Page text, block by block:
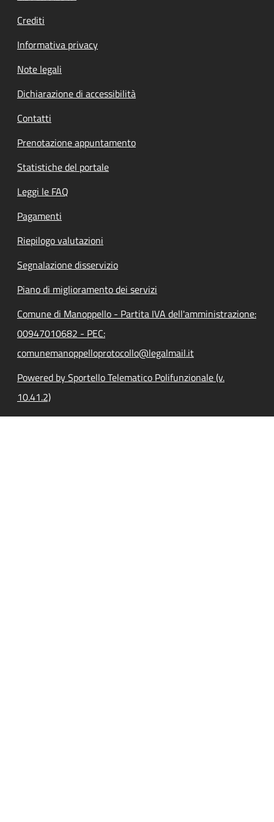
Crediti
Informativa privacy
Note legali
Dichiarazione di accessibilità
Contatti
Prenotazione appuntamento
Statistiche del portale
Leggi le FAQ
Pagamenti
Riepilogo valutazioni
Segnalazione disservizio
Piano di miglioramento dei servizi
Comune di Manoppello - Partita IVA dell'amministrazione:
00947010682 - PEC:
comunemanoppelloprotocollo@legalmail.it
Powered by Sportello Telematico Polifunzionale (v.
10.41.2)